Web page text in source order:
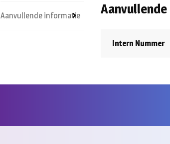
Aanvullende informatie
Intern Nummer